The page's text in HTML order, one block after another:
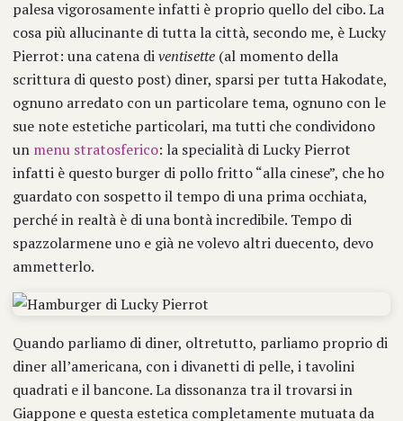
palesa vigorosamente infatti è proprio quello del cibo. La
cosa più allucinante di tutta la città, secondo me, è Lucky
Pierrot: una catena diventisette (al momento della
scrittura di questo post) diner, sparsi per tutta Hakodate,
ognuno arredato con un particolare tema, ognuno con le
sue note estetiche particolari, ma tutti che condividono
un menu stratosferico: la specialità di Lucky Pierrot
infatti è questo burger di pollo fritto “alla cinese”, che ho
guardato con sospetto il tempo di una prima occhiata,
perché in realtà è di una bontà incredibile. Tempo di
spazzolarmene uno e già ne volevo altri duecento, devo
ammetterlo.
Quando parliamo di diner, oltretutto, parliamo proprio di
diner all’americana, con i divanetti di pelle, i tavolini
quadrati e il bancone. La dissonanza tra il trovarsi in
Giappone e questa estetica completamente mutuata da